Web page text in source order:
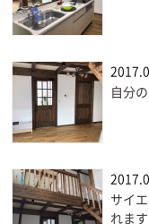
自分
サイ
れま